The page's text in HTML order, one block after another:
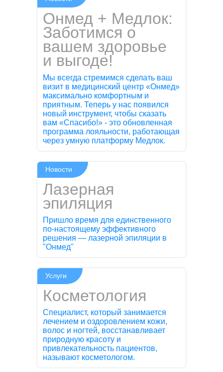
Онмед + Медлок:
Заботимся о
вашем здоровье
и выгоде!
Мы всегда стремимся сделать ваш
визит в медицинский центр «Онмед»
максимально комфортным и
приятным. Теперь у нас появился
новый инструмент, чтобы сказать
вам «Спасибо!» - это обновленная
программа лояльности, работающая
через умную платформу Медлок.
Лазерная
эпиляция
Пришло время для единственного
по-настоящему эффективного
решения — лазерной эпиляции в
"Онмед"
Новости
Косметология
Специалист, который занимается
лечением и оздоровлением кожи,
волос и ногтей, восстанавливает
природную красоту и
привлекательность пациентов,
называют косметологом.
Услуги